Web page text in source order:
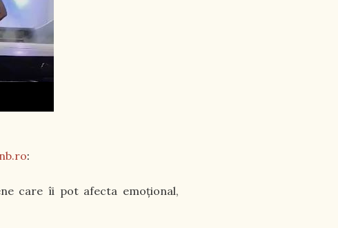
:
care îi pot afecta emoțional,